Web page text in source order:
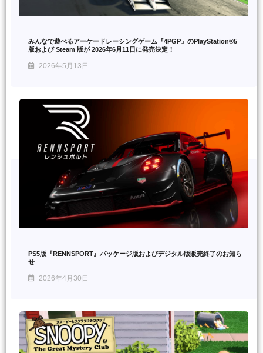
みんなで遊べるアーケードレーシングゲーム『4PGP』のPlayStation®5
版および Steam 版が 2026年6月11日に発売決定！
2026年5月13日
PS5版『RENNSPORT』パッケージ版およびデジタル版販売終了のお知ら
せ
2026年4月30日